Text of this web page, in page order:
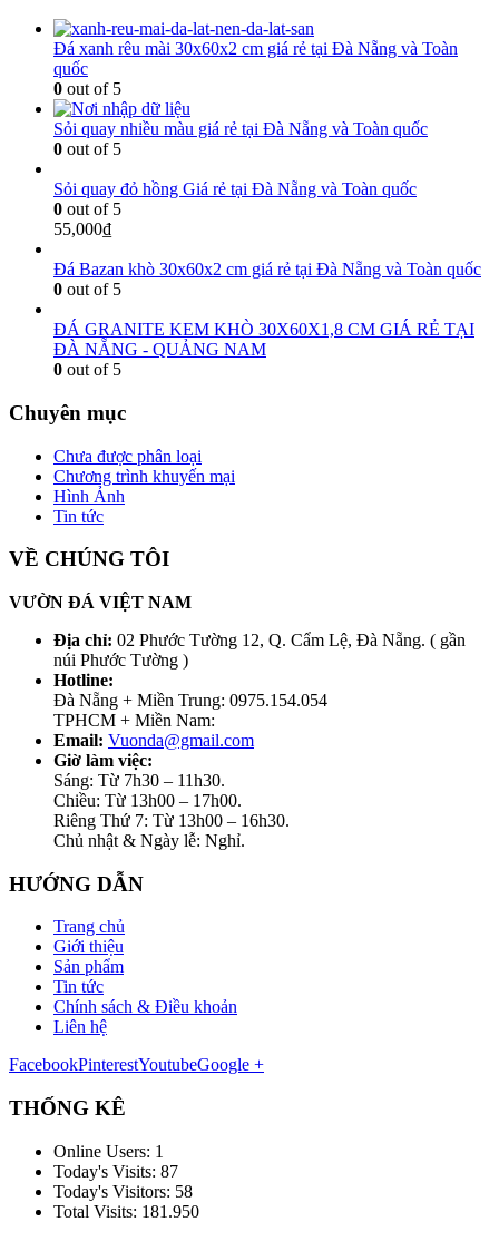
Đá xanh rêu mài 30x60x2 cm giá rẻ tại Đà Nẵng và Toàn
quốc
0 out of 5
Sỏi quay nhiều màu giá rẻ tại Đà Nẵng và Toàn quốc
0 out of 5
Sỏi quay đỏ hồng Giá rẻ tại Đà Nẵng và Toàn quốc
0 out of 5
55,000₫
Đá Bazan khò 30x60x2 cm giá rẻ tại Đà Nẵng và Toàn quốc
0 out of 5
ĐÁ GRANITE KEM KHÒ 30X60X1,8 CM GIÁ RẺ TẠI
ĐÀ NẴNG - QUẢNG NAM
0 out of 5
Chuyên mục
Chưa được phân loại
Chương trình khuyến mại
Hình Ảnh
Tin tức
VỀ CHÚNG TÔI
VƯỜN ĐÁ VIỆT NAM
Địa chỉ: 02 Phước Tường 12, Q. Cẩm Lệ, Đà Nẵng. ( gần
núi Phước Tường )
Hotline:
Đà Nẵng + Miền Trung: 0975.154.054
TPHCM + Miền Nam:
Email: Vuonda@gmail.com
Giờ làm việc:
Sáng: Từ 7h30 – 11h30.
Chiều: Từ 13h00 – 17h00.
Riêng Thứ 7: Từ 13h00 – 16h30.
Chủ nhật & Ngày lễ: Nghỉ.
HƯỚNG DẪN
Trang chủ
Giới thiệu
Sản phẩm
Tin tức
Chính sách & Điều khoản
Liên hệ
FacebookPinterestYoutubeGoogle +
THỐNG KÊ
Online Users: 1
Today's Visits: 87
Today's Visitors: 58
Total Visits: 181.950